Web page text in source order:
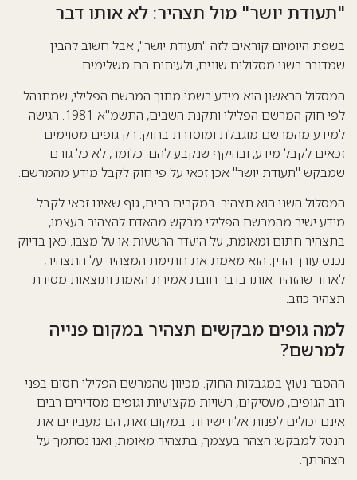
"תעודת יושר" מול תצהיר: לא אותו דבר
בשפת היומיום קוראים לזה "תעודת יושר", אבל חשוב להבין
שמדובר בשני מסלולים שונים, ולעיתים הם משלימים.
המסלול הראשון הוא מידע רשמי מתוך המרשם הפלילי, שמתנהל
לפי חוק המרשם הפלילי ותקנת השבים, התשמ"א-1981. הגישה
למידע מהמרשם מוגבלת ומוסדרת בחוק: רק גופים מסוימים
זכאים לקבל מידע, ובהיקף שנקבע להם. כלומר, לא כל גורם
שמבקש "תעודת יושר" אכן זכאי על פי חוק לקבל מידע מהמרשם.
המסלול השני הוא תצהיר. במקרים רבים, גוף שאינו זכאי לקבל
מידע ישיר מהמרשם הפלילי מבקש מהאדם להצהיר בעצמו,
בתצהיר חתום ומאומת, על היעדר הרשעות או על מצבו. כאן בדיוק
נכנס עורך הדין: הוא מאמת את חתימת המצהיר על התצהיר,
לאחר שהזהיר אותו בדבר חובת אמירת האמת ותוצאות מסירת
תצהיר כוזב.
למה גופים מבקשים תצהיר במקום פנייה
למרשם?
ההסבר נעוץ במגבלות החוק. מכיוון שהמרשם הפלילי חסום בפני
רוב הגופים, מעסיקים, רשויות מקצועיות וגופים מסדירים רבים
אינם יכולים לפנות אליו ישירות. במקום זאת, הם מעבירים את
הנטל למבקש: הצהר בעצמך, בתצהיר מאומת, ואנו נסתמך על
הצהרתך.